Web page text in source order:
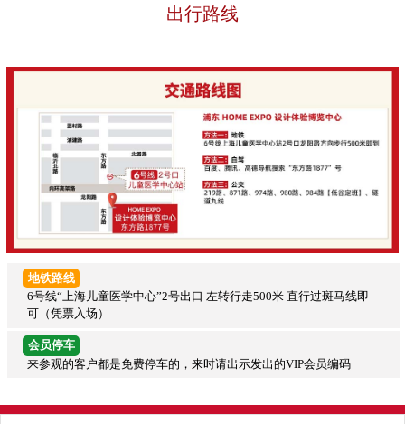
出行路线
地铁路线
6号线“上海儿童医学中心”2号出口 左转行走500米 直行过斑马线即
可（凭票入场）
会员停车
来参观的客户都是免费停车的，来时请出示发出的VIP会员编码